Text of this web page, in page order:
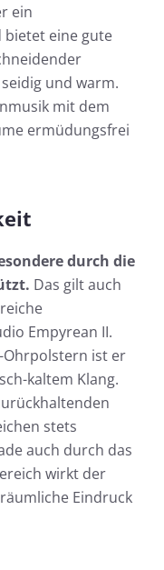
ein
eine gute
und warm.
mit dem
ermüdungsfrei
durch die
Das gilt auch
Empyrean II.
Ohrpolstern ist er
kaltem Klang.
stets
auch durch das
wirkt der
Eindruck